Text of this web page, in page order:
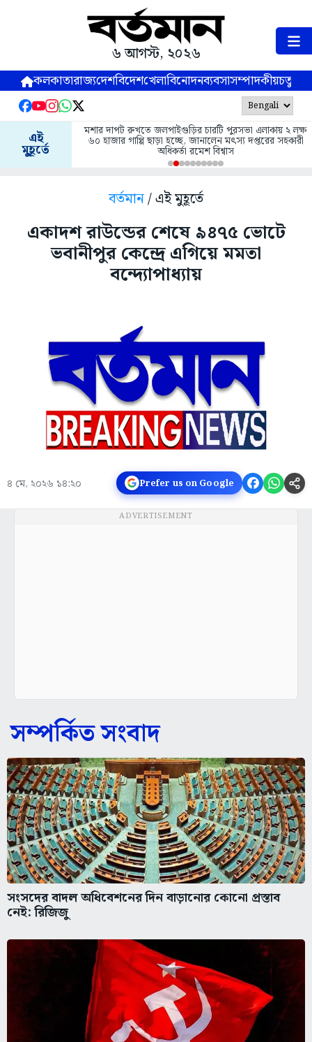
৬ আগস্ট, ২০২৬
কলকাতারাজ্যদেশবিদেশখেলাবিনোদনব্যবসাসম্পাদকীয়
এই
মুহূর্তে
মশার দাপট রুখতে জলপাইগুড়ির চারটি পুরসভা এলাকায় ২ লক্ষ
৬০ হাজার গাপ্পি ছাড়া হচ্ছে, জানালেন মৎস্য দপ্তরের সহকারী
অধিকর্তা রমেশ বিশ্বাস
বর্তমান/ এই মুহূর্তে
একাদশ রাউন্ডের শেষে ৯৪৭৫ ভোটে
ভবানীপুর কেন্দ্রে এগিয়ে মমতা
বন্দ্যোপাধ্যায়
৪ মে, ২০২৬ ১৪:২০ Prefer us on Google
ADVERTISEMENT
সম্পর্কিত সংবাদ
সংসদের বাদল অধিবেশনের দিন বাড়ানোর কোনো প্রস্তাব
নেই: রিজিজু